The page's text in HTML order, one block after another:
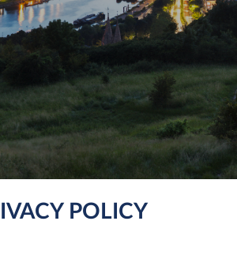
POLICY